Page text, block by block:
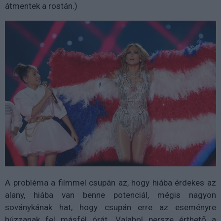
átmentek a rostán.)
A probléma a filmmel csupán az, hogy hiába érdekes az
alany, hiába van benne potenciál, mégis nagyon
soványkának hat, hogy csupán erre az eseményre